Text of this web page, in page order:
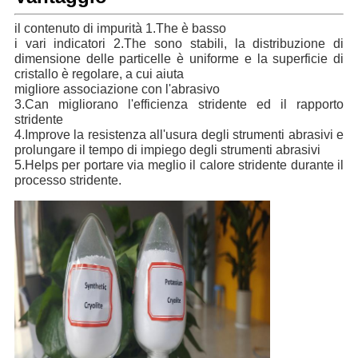
il contenuto di impurità 1.The è basso
i vari indicatori 2.The sono stabili, la distribuzione di
dimensione delle particelle è uniforme e la superficie di
cristallo è regolare, a cui aiuta
migliore associazione con l'abrasivo
3.Can migliorano l'efficienza stridente ed il rapporto
stridente
4.Improve la resistenza all'usura degli strumenti abrasivi e
prolungare il tempo di impiego degli strumenti abrasivi
5.Helps per portare via meglio il calore stridente durante il
processo stridente.